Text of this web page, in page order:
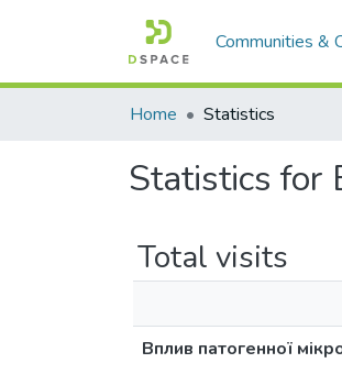
Communities &
Home Statistics
Statistics for
Total visits
Вплив патогенної